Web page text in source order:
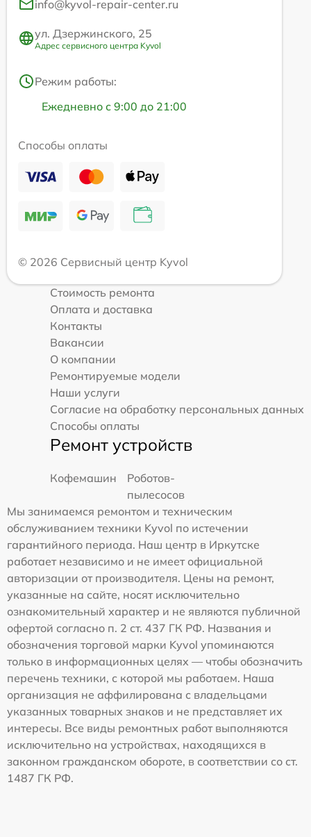
info@kyvol-repair-center.ru
ул. Дзержинского, 25
Адрес сервисного центра Kyvol
Режим работы:
Ежедневно с 9:00 до 21:00
Способы оплаты
© 2026 Сервисный центр Kyvol
Стоимость ремонта
Оплата и доставка
Контакты
Вакансии
О компании
Ремонтируемые модели
Наши услуги
Согласие на обработку персональных данных
Способы оплаты
Ремонт устройств
Кофемашин
Роботов-
пылесосов
Мы занимаемся ремонтом и техническим
обслуживанием техники Kyvol по истечении
гарантийного периода. Наш центр в Иркутске
работает независимо и не имеет официальной
авторизации от производителя. Цены на ремонт,
указанные на сайте, носят исключительно
ознакомительный характер и не являются публичной
офертой согласно п. 2 ст. 437 ГК РФ. Названия и
обозначения торговой марки Kyvol упоминаются
только в информационных целях — чтобы обозначить
перечень техники, с которой мы работаем. Наша
организация не аффилирована с владельцами
указанных товарных знаков и не представляет их
интересы. Все виды ремонтных работ выполняются
исключительно на устройствах, находящихся в
законном гражданском обороте, в соответствии со ст.
1487 ГК РФ.